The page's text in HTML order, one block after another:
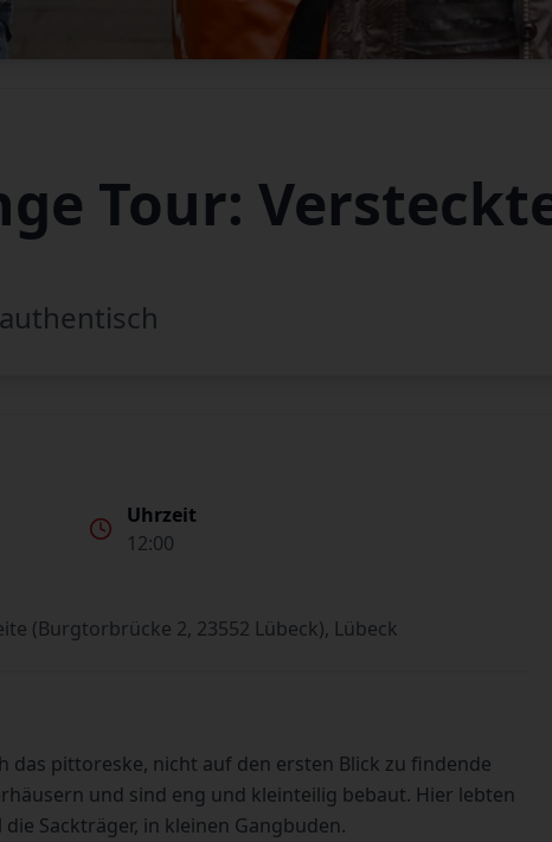
Tour:
Uhrzeit
12:00
(Burgtorbrücke 2, 23552 Lübeck), Lübeck
das pittoreske, nicht auf den ersten Blick zu findende
und sind eng und kleinteilig bebaut. Hier lebten
Sackträger, in kleinen Gangbuden.